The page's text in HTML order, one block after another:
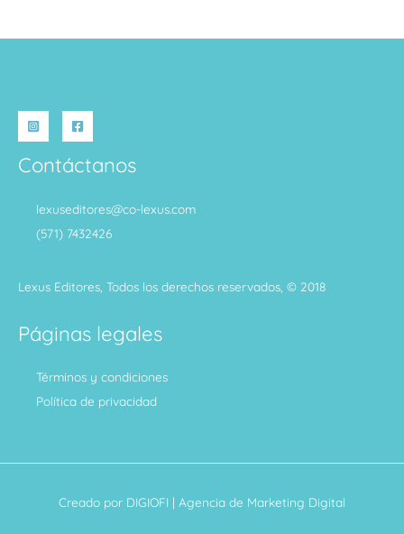
Contáctanos
lexuseditores@co-lexus.com
(571) 7432426
Lexus Editores, Todos los derechos reservados, © 2018
Páginas legales
Términos y condiciones
Política de privacidad
Creado por DIGIOFI | Agencia de Marketing Digital